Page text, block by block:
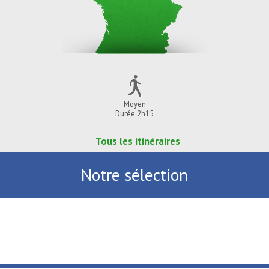
Moyen
Durée 2h15
Tous les itinéraires
Notre sélection